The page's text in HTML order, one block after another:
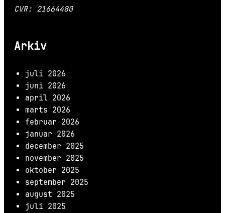
CVR: 21664480
Arkiv
juli 2026
juni 2026
april 2026
marts 2026
februar 2026
januar 2026
december 2025
november 2025
oktober 2025
september 2025
august 2025
juli 2025